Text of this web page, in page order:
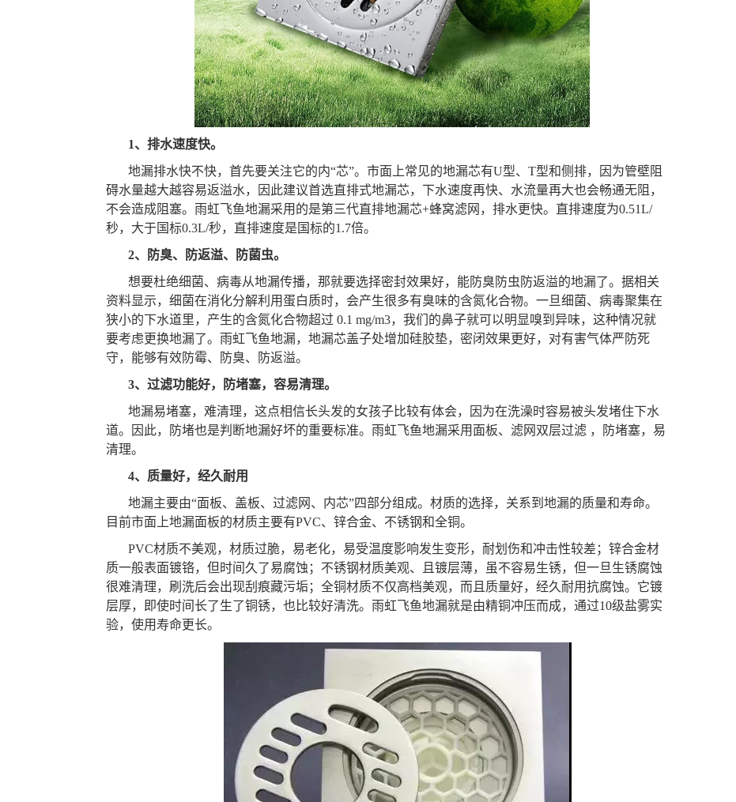
1、排水速度快。
地漏排水快不快，首先要关注它的内“芯”。市面上常见的地漏芯有U型、T型和侧排，因为管壁阻
碍水量越大越容易返溢水，因此建议首选直排式地漏芯，下水速度再快、水流量再大也会畅通无阻，
不会造成阻塞。雨虹飞鱼地漏采用的是第三代直排地漏芯+蜂窝滤网，排水更快。直排速度为0.51L/
秒，大于国标0.3L/秒，直排速度是国标的1.7倍。
2、防臭、防返溢、防菌虫。
想要杜绝细菌、病毒从地漏传播，那就要选择密封效果好，能防臭防虫防返溢的地漏了。据相关
资料显示，细菌在消化分解利用蛋白质时，会产生很多有臭味的含氮化合物。一旦细菌、病毒聚集在
狭小的下水道里，产生的含氮化合物超过 0.1 mg/m3，我们的鼻子就可以明显嗅到异味，这种情况就
要考虑更换地漏了。雨虹飞鱼地漏，地漏芯盖子处增加硅胶垫，密闭效果更好，对有害气体严防死
守，能够有效防霉、防臭、防返溢。
3、过滤功能好，防堵塞，容易清理。
地漏易堵塞，难清理，这点相信长头发的女孩子比较有体会，因为在洗澡时容易被头发堵住下水
道。因此，防堵也是判断地漏好坏的重要标准。雨虹飞鱼地漏采用面板、滤网双层过滤 ，防堵塞，易
清理。
4、质量好，经久耐用
地漏主要由“面板、盖板、过滤网、内芯”四部分组成。材质的选择，关系到地漏的质量和寿命。
目前市面上地漏面板的材质主要有PVC、锌合金、不锈钢和全铜。
PVC材质不美观，材质过脆，易老化，易受温度影响发生变形，耐划伤和冲击性较差；锌合金材
质一般表面镀铬，但时间久了易腐蚀；不锈钢材质美观、且镀层薄，虽不容易生锈，但一旦生锈腐蚀
很难清理，刷洗后会出现刮痕藏污垢；全铜材质不仅高档美观，而且质量好，经久耐用抗腐蚀。它镀
层厚，即使时间长了生了铜锈，也比较好清洗。雨虹飞鱼地漏就是由精铜冲压而成，通过10级盐雾实
验，使用寿命更长。